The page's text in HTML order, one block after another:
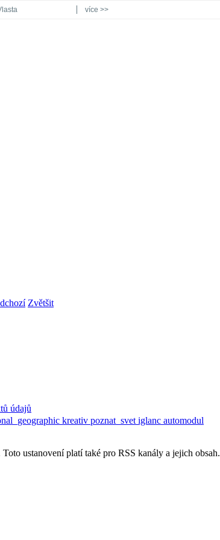
více >>
Zvětšit
údajů
kreativ poznat_svet iglanc automodul
ustanovení platí také pro RSS kanály a jejich obsah.